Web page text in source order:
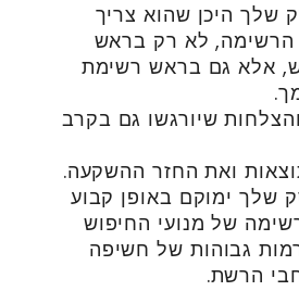
היכן שהוא צריך
לא רק בראש
אלא גם בראש רשימת
שיורגשו גם בקרב
ואת החזר ההשקעה.
שלך ימוקם באופן קבוע
של מנועי החיפוש
גבוהות של חשיפה
הרשת.